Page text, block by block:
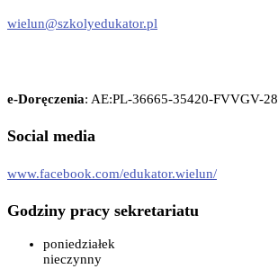
wielun@szkolyedukator.pl
e-Doręczenia: AE:PL-36665-35420-FVVGV-28
Social media
www.facebook.com/edukator.wielun/
Godziny pracy sekretariatu
poniedziałek
nieczynny